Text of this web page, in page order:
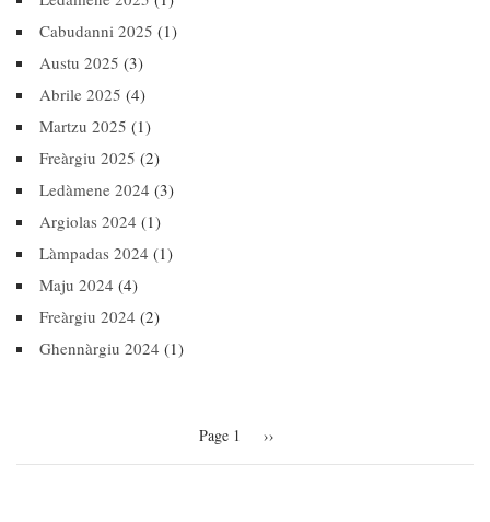
Cabudanni 2025 (1)
Austu 2025 (3)
Abrile 2025 (4)
Martzu 2025 (1)
Freàrgiu 2025 (2)
Ledàmene 2024 (3)
Argiolas 2024 (1)
Làmpadas 2024 (1)
Maju 2024 (4)
Freàrgiu 2024 (2)
Ghennàrgiu 2024 (1)
Page 1 Next
››